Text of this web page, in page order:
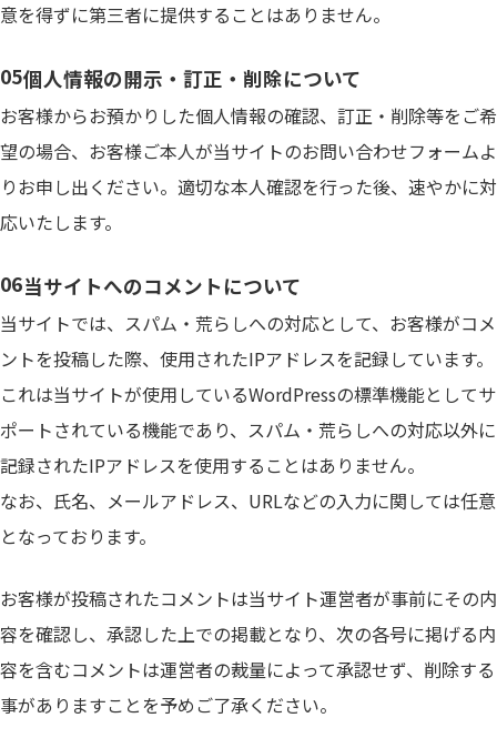
意を得ずに第三者に提供することはありません。
個人情報の開示・訂正・削除について
お客様からお預かりした個人情報の確認、訂正・削除等をご希
望の場合、お客様ご本人が当サイトのお問い合わせフォームよ
りお申し出ください。適切な本人確認を行った後、速やかに対
応いたします。
当サイトへのコメントについて
当サイトでは、スパム・荒らしへの対応として、お客様がコメ
ントを投稿した際、使用されたIPアドレスを記録しています。
これは当サイトが使用しているWordPressの標準機能としてサ
ポートされている機能であり、スパム・荒らしへの対応以外に
記録されたIPアドレスを使用することはありません。
なお、氏名、メールアドレス、URLなどの入力に関しては任意
となっております。
お客様が投稿されたコメントは当サイト運営者が事前にその内
容を確認し、承認した上での掲載となり、次の各号に掲げる内
容を含むコメントは運営者の裁量によって承認せず、削除する
事がありますことを予めご了承ください。